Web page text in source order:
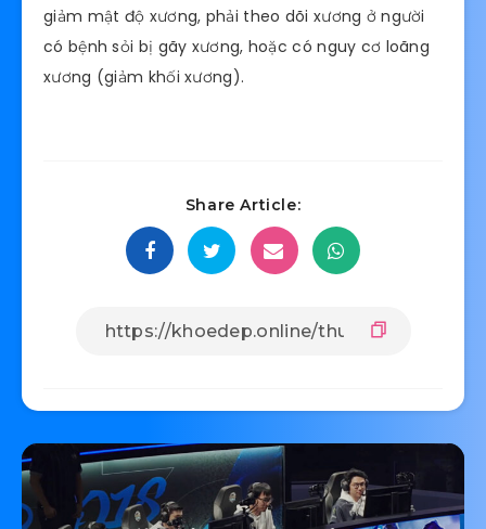
giảm mật độ xương, phải theo dõi xương ở người
có bệnh sỏi bị gãy xương, hoặc có nguy cơ loãng
xương (giảm khối xương).
Share Article: